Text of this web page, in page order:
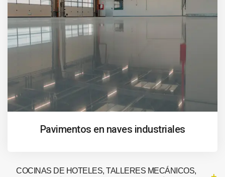
Pavimentos en naves industriales
COCINAS DE HOTELES, TALLERES MECÁNICOS,